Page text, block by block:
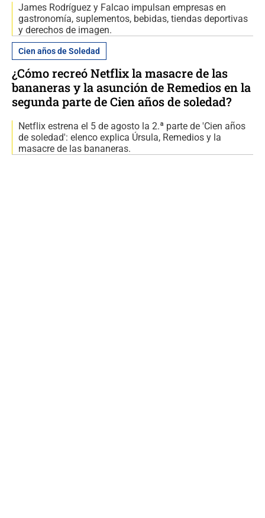
James Rodríguez y Falcao impulsan empresas en
gastronomía, suplementos, bebidas, tiendas deportivas
y derechos de imagen.
Cien años de Soledad
¿Cómo recreó Netflix la masacre de las
bananeras y la asunción de Remedios en la
segunda parte de Cien años de soledad?
Netflix estrena el 5 de agosto la 2.ª parte de 'Cien años
de soledad': elenco explica Úrsula, Remedios y la
masacre de las bananeras.